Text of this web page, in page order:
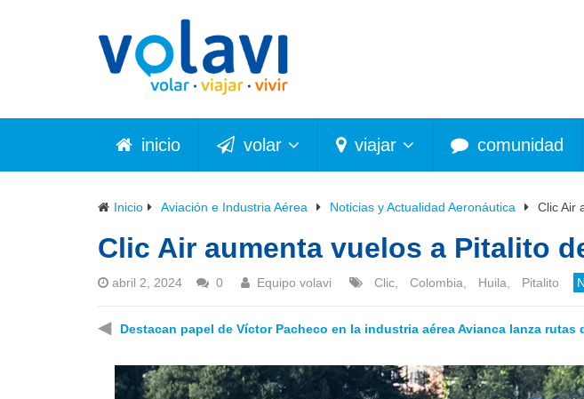
inicio volar viajar comunidad
Inicio Aviación e Industria Aérea Noticias y Actualidad Aeronáutica Clic Air
Clic Air aumenta vuelos a Pitalito
abril 2, 2024 0 Equipo volavi Clic Colombia Huila Pitalito
◀ Destacan papel de Víctor Pacheco en la industria aéreaAvianca lanza rutas